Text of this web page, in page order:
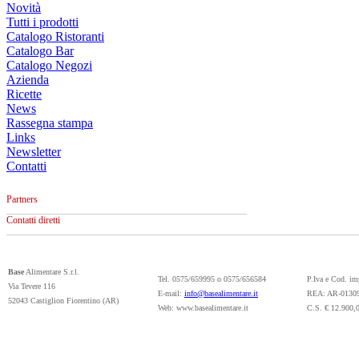
Novità
Tutti i prodotti
Catalogo Ristoranti
Catalogo Bar
Catalogo Negozi
Azienda
Ricette
News
Rassegna stampa
Links
Newsletter
Contatti
Partners
Contatti diretti
BaseAlimentare S.r.l.
Via Tevere 116
52043 Castiglion Fiorentino (AR)
Tel. 0575/659995 o 0575/656584
E-mail: info@basealimentare.it
Web: www.basealimentare.it
P.Iva e Cod.
REA: AR-
C.S. €